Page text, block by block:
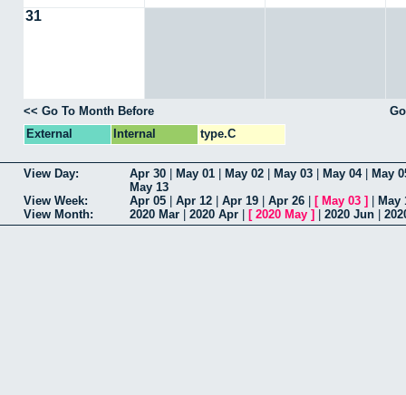
31
<< Go To Month Before
External
Internal type.C
View Day: Apr 30 May 01 May 02 May 03 May 04|
May
May 13
View Week:
Apr 05 Apr 12 Apr 19 Apr 26 [ May 03 ]
May
View Month:
2020 Mar 2020 Apr [ 2020 May ] 2020 Jun